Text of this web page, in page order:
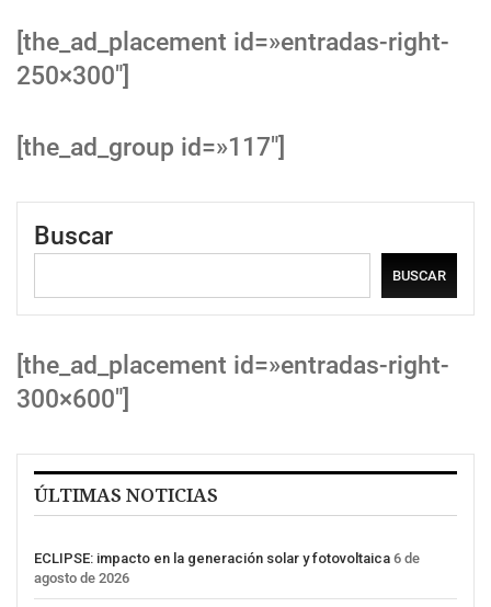
[the_ad_placement id=»entradas-right-
250×300″]
[the_ad_group id=»117″]
Buscar
BUSCAR
[the_ad_placement id=»entradas-right-
300×600″]
ÚLTIMAS NOTICIAS
ECLIPSE: impacto en la generación solar y fotovoltaica 6 de
agosto de 2026